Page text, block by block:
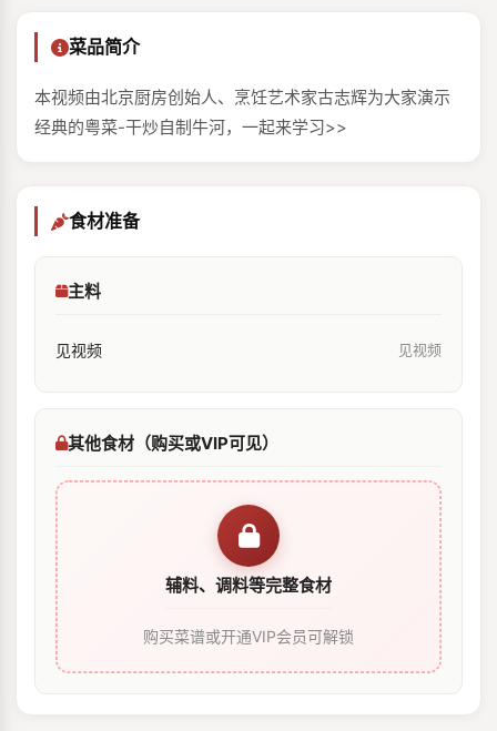
菜品简介
本视频由北京厨房创始人、烹饪艺术家古志辉为大家演示
经典的粤菜-干炒自制牛河，一起来学习>>
食材准备
主料
见视频 见视频
其他食材（购买或VIP可见）
辅料、调料等完整食材
购买菜谱或开通VIP会员可解锁